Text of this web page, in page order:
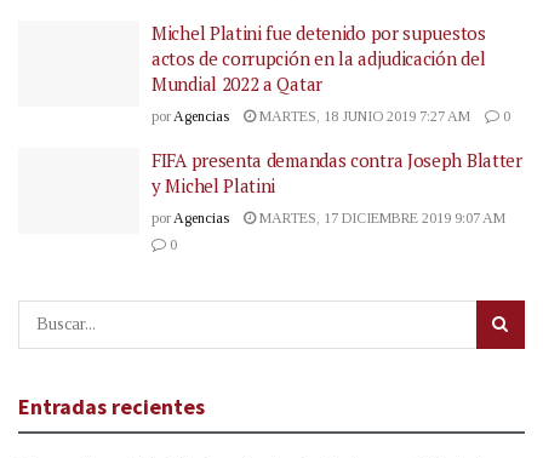
Michel Platini fue detenido por supuestos
actos de corrupción en la adjudicación del
Mundial 2022 a Qatar
por Agencias MARTES, 18 JUNIO 2019 7:27 AM 0
FIFA presenta demandas contra Joseph Blatter
y Michel Platini
por Agencias
MARTES, 17 DICIEMBRE 2019 9:07 AM
0
Entradas recientes